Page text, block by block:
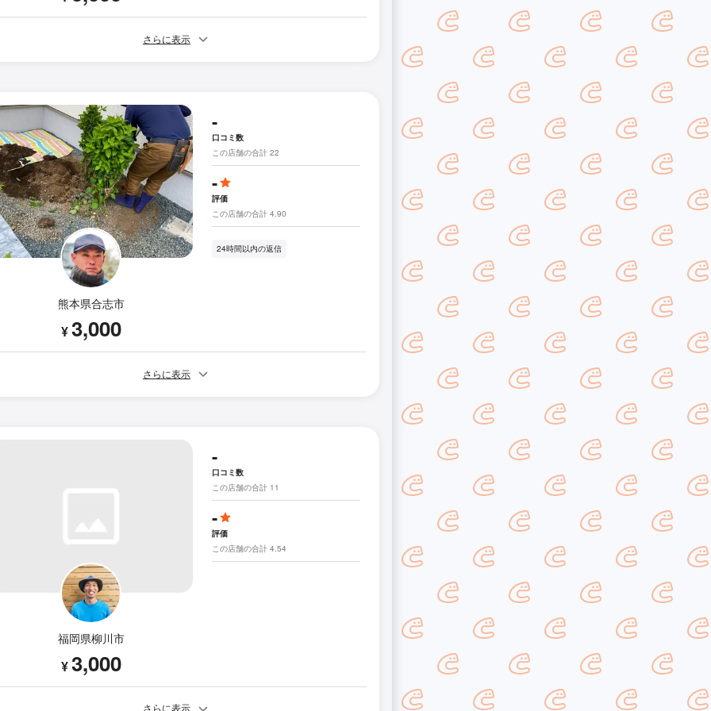
さらに表示
熊本県合志市
¥3,000
-
口コミ数
この店舗の合計 22
-
評価
この店舗の合計 4.90
24時間以内の返信
さらに表示
福岡県柳川市
¥3,000
-
口コミ数
この店舗の合計 11
-
評価
この店舗の合計 4.54